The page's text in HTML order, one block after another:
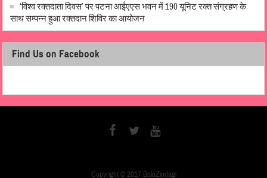
‘विश्व रक्तदाता दिवस’ पर पटना आईएएस भवन में 190 यूनिट रक्त संग्रहण के
साथ सम्पन्न हुआ रक्तदान शिविर का आयोजन
Find Us on Facebook
Copyright © 2017 BoloZindagi